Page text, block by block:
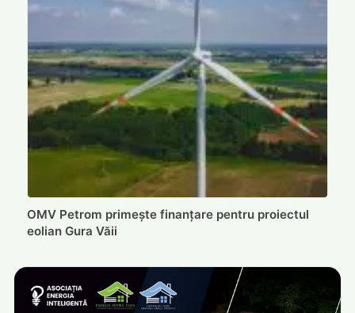
OMV Petrom primește finanțare pentru proiectul
eolian Gura Văii